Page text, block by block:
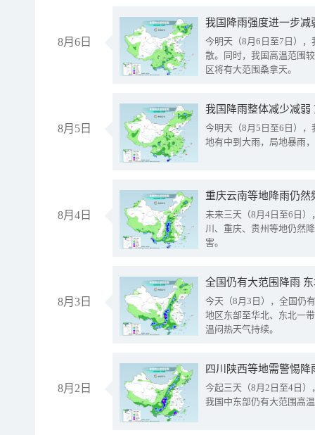
8月6日
今明天（8月6日至7日）
散。同时，我国高温范围
区将有大范围桑拿天。
8月5日
我国降雨整体减少减弱
今明天（8月5日至6日）
地有中到大雨，局地暴雨
8月4日
重庆云南等地降雨仍然
未来三天（8月4日至6日
川、重庆、贵州等地仍然
害。
8月3日
全国仍有大范围降雨
今天（8月3日），全国仍
地区东部至华北、东北一
温闷热天气持续。
8月2日
今起三天（8月2日至4日
我国中东部仍有大范围高